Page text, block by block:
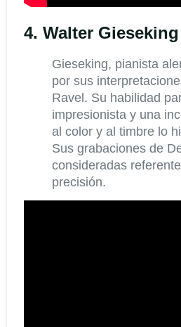
4. Walter Gieseking
Gieseking, pianista
por sus
Ravel. Su habilidad
impresionista y una
al color y al timbre lo
Sus grabaciones de
consideradas
precisión.